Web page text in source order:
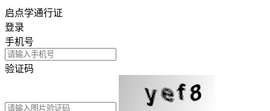
启点学通行证
登录
手机号
验证码